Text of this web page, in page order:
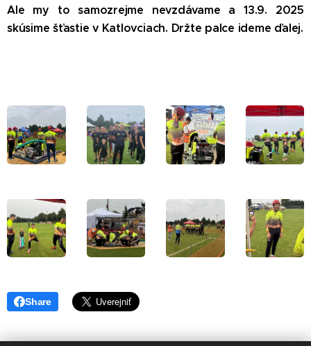
Ale my to samozrejme nevzdávame a 13.9. 2025
skúsime šťastie v Katlovciach. Držte palce ideme ďalej.
Share